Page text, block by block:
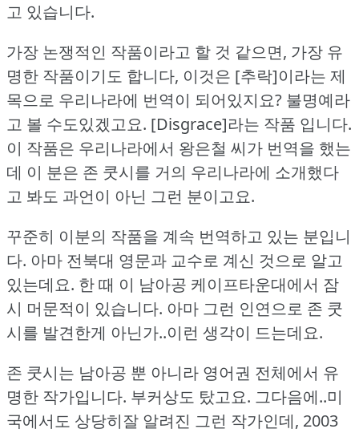
고 있습니다.
가장 논쟁적인 작품이라고 할 것 같으면, 가장 유
명한 작품이기도 합니다, 이것은 [추락]이라는 제
목으로 우리나라에 번역이 되어있지요? 불명예라
고 볼 수도있겠고요. [Disgrace]라는 작품 입니다.
이 작품은 우리나라에서 왕은철 씨가 번역을 했는
데 이 분은 존 쿳시를 거의 우리나라에 소개했다
고 봐도 과언이 아닌 그런 분이고요.
꾸준히 이분의 작품을 계속 번역하고 있는 분입니
다. 아마 전북대 영문과 교수로 계신 것으로 알고
있는데요. 한 때 이 남아공 케이프타운대에서 잠
시 머문적이 있습니다. 아마 그런 인연으로 존 쿳
시를 발견한게 아닌가..이런 생각이 드는데요.
존 쿳시는 남아공 뿐 아니라 영어권 전체에서 유
명한 작가입니다. 부커상도 탔고요. 그다음에..미
국에서도 상당히잘 알려진 그런 작가인데, 2003